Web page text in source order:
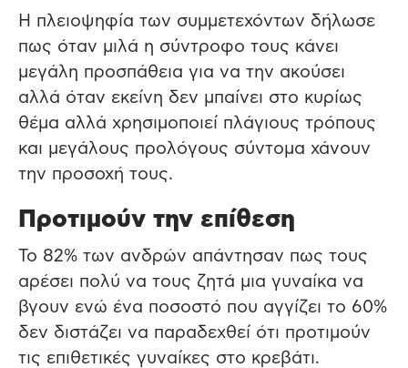
H πλειοψηφία των συμμετεχόντων δήλωσε
πως όταν μιλά η σύντροφο τους κάνει
μεγάλη προσπάθεια για να την ακούσει
αλλά όταν εκείνη δεν μπαίνει στο κυρίως
θέμα αλλά χρησιμοποιεί πλάγιους τρόπους
και μεγάλους προλόγους σύντομα χάνουν
την προσοχή τους.
Προτιμούν την επίθεση
Το 82% των ανδρών απάντησαν πως τους
αρέσει πολύ να τους ζητά μια γυναίκα να
βγουν ενώ ένα ποσοστό που αγγίζει το 60%
δεν διστάζει να παραδεχθεί ότι προτιμούν
τις επιθετικές γυναίκες στο κρεβάτι.